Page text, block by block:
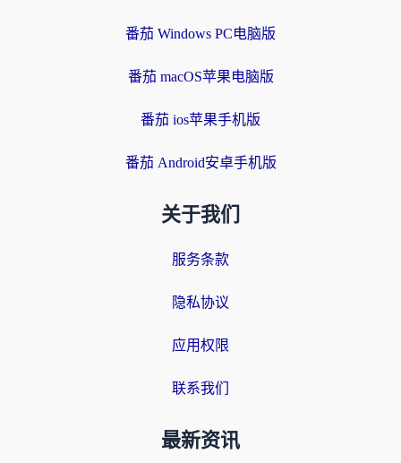
番茄 Windows PC电脑版
番茄 macOS苹果电脑版
番茄 ios苹果手机版
番茄 Android安卓手机版
关于我们
服务条款
隐私协议
应用权限
联系我们
最新资讯